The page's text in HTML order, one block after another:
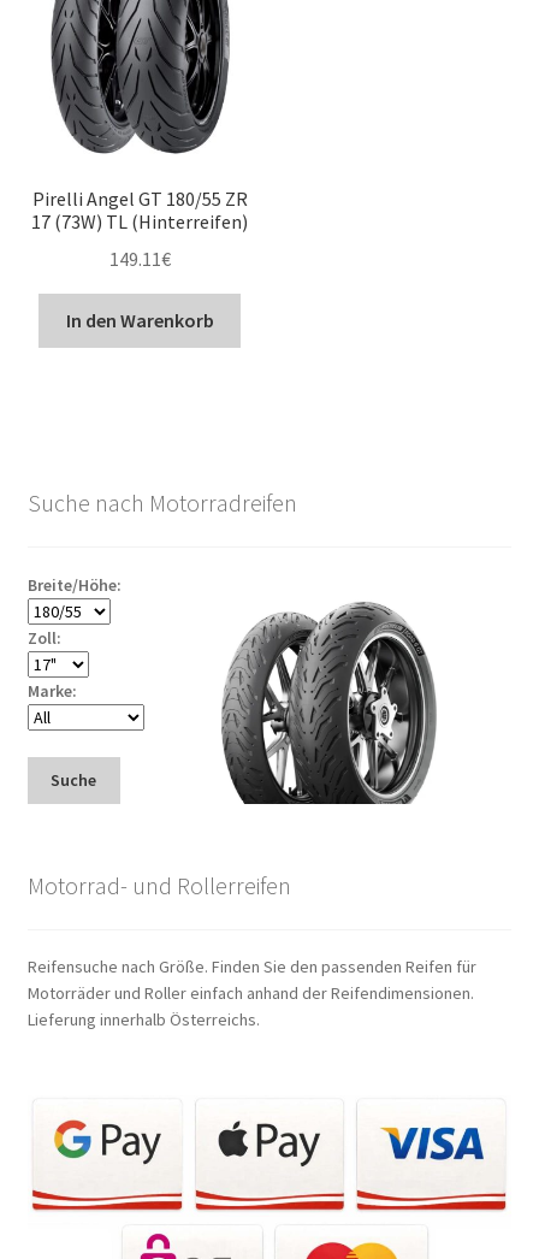
Pirelli Angel GT 180/55 ZR
17 (73W) TL (Hinterreifen)
149.11€
In den Warenkorb
Suche nach Motorradreifen
Breite/Höhe:
Zoll:
Marke:
Suche
Motorrad- und Rollerreifen
Reifensuche nach Größe. Finden Sie den passenden Reifen für
Motorräder und Roller einfach anhand der Reifendimensionen.
Lieferung innerhalb Österreichs.